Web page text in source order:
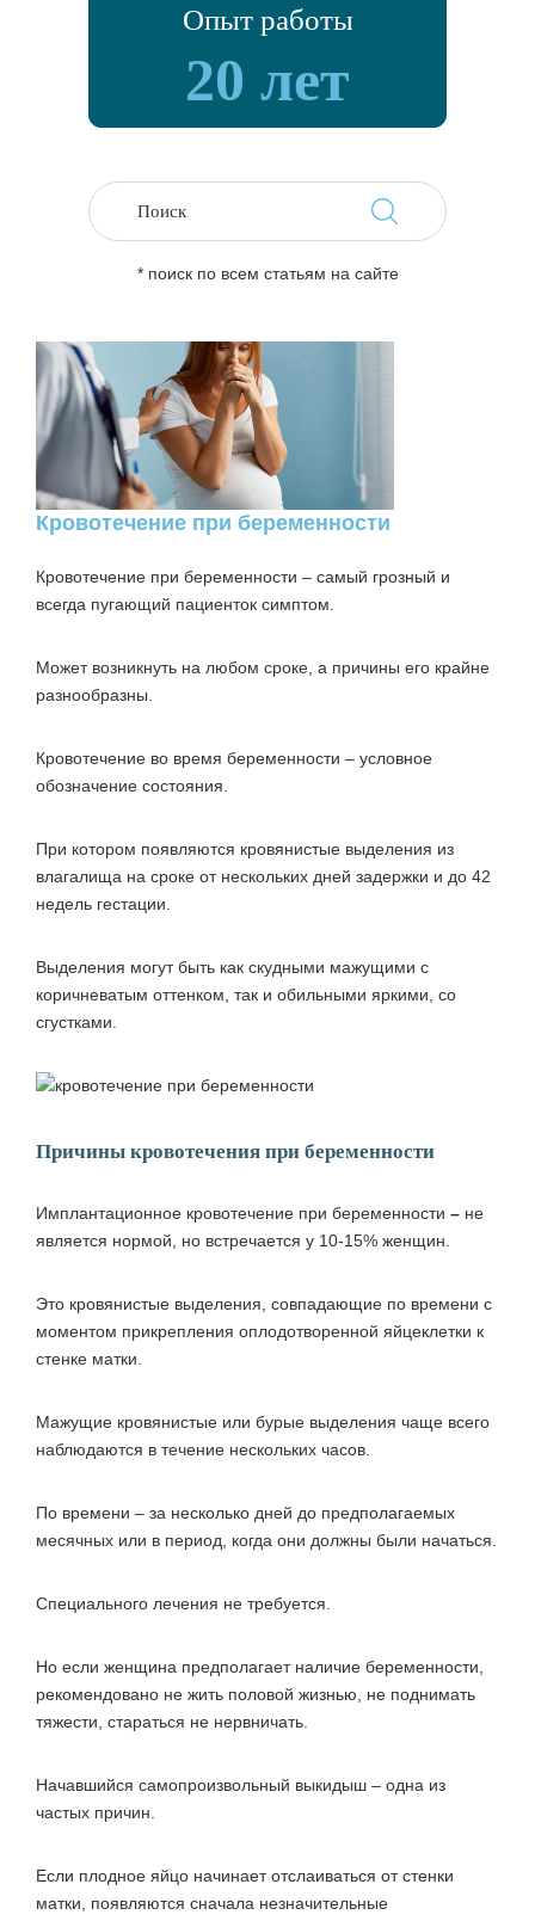
Опыт работы
20 лет
* поиск по всем статьям на сайте
Кровотечение при беременности
Кровотечение при беременности – самый грозный и
всегда пугающий пациенток симптом.
Может возникнуть на любом сроке, а причины его крайне
разнообразны.
Кровотечение во время беременности – условное
обозначение состояния.
При котором появляются кровянистые выделения из
влагалища на сроке от нескольких дней задержки и до 42
недель гестации.
Выделения могут быть как скудными мажущими с
коричневатым оттенком, так и обильными яркими, со
сгустками.
Причины кровотечения при беременности
Имплантационное кровотечение при беременности – не
является нормой, но встречается у 10-15% женщин.
Это кровянистые выделения, совпадающие по времени с
моментом прикрепления оплодотворенной яйцеклетки к
стенке матки.
Мажущие кровянистые или бурые выделения чаще всего
наблюдаются в течение нескольких часов.
По времени – за несколько дней до предполагаемых
месячных или в период, когда они должны были начаться.
Специального лечения не требуется.
Но если женщина предполагает наличие беременности,
рекомендовано не жить половой жизнью, не поднимать
тяжести, стараться не нервничать.
Начавшийся самопроизвольный выкидыш – одна из
частых причин.
Если плодное яйцо начинает отслаиваться от стенки
матки, появляются сначала незначительные